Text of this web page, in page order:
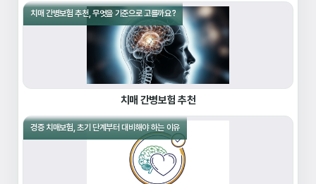
치매 간병보험 추천, 무엇을 기준으로 고를까요?
치매 간병보험 추천
경증 치매보험, 초기 단계부터 대비해야 하는 이유